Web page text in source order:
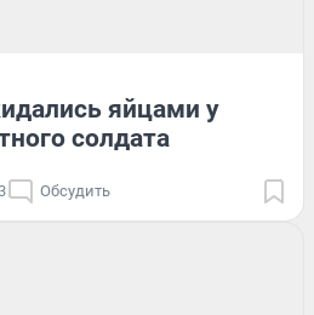
яйцами у
солдата
Обсудить